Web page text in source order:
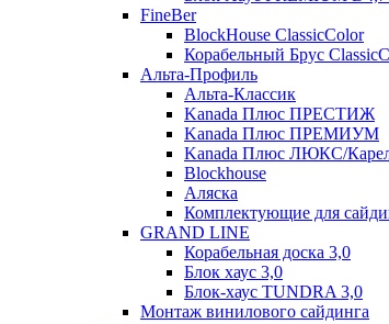
FineBer
BlockHouse ClassicColor
Корабельный Брус
Альта-Профиль
Альта-Классик
Kanada Плюс ПРЕСТИЖ
Kanada Плюс ПРЕМИУМ
Kanada Плюс ЛЮКС/
Blockhouse
Аляска
Комплектующие для
GRAND LINE
Корабельная доска 3,0
Блок хаус 3,0
Блок-хаус TUNDRA 3,0
Монтаж винилового сайдинга